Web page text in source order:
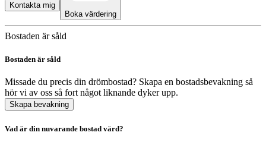
Kontakta mig
Boka värdering
Bostaden är såld
Bostaden är såld
Missade du precis din drömbostad? Skapa en bostadsbevakning så
hör vi av oss så fort något liknande dyker upp.
Skapa bevakning
Vad är din nuvarande bostad värd?